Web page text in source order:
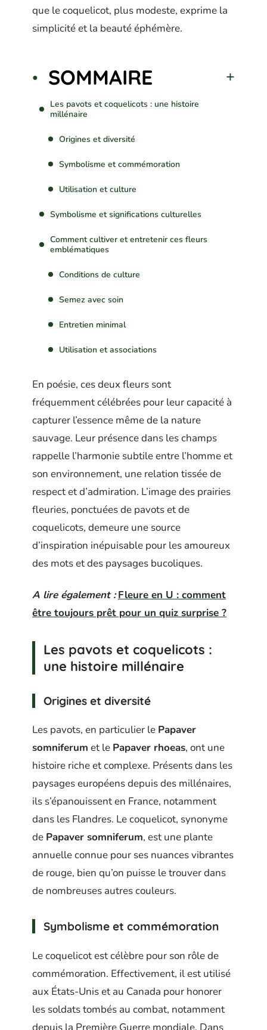
que le coquelicot, plus modeste, exprime la
simplicité et la beauté éphémère.
SOMMAIRE
Les pavots et coquelicots : une histoire
millénaire
Origines et diversité
Symbolisme et commémoration
Utilisation et culture
Symbolisme et significations culturelles
Comment cultiver et entretenir ces fleurs
emblématiques
Conditions de culture
Semez avec soin
Entretien minimal
Utilisation et associations
En poésie, ces deux fleurs sont
fréquemment célébrées pour leur capacité à
capturer l’essence même de la nature
sauvage. Leur présence dans les champs
rappelle l’harmonie subtile entre l’homme et
son environnement, une relation tissée de
respect et d’admiration. L’image des prairies
fleuries, ponctuées de pavots et de
coquelicots, demeure une source
d’inspiration inépuisable pour les amoureux
des mots et des paysages bucoliques.
A lire également : Fleure en U : comment
être toujours prêt pour un quiz surprise ?
Les pavots et coquelicots :
une histoire millénaire
Origines et diversité
Les pavots, en particulier le Papaver
somniferum et le Papaver rhoeas, ont une
histoire riche et complexe. Présents dans les
paysages européens depuis des millénaires,
ils s’épanouissent en France, notamment
dans les Flandres. Le coquelicot, synonyme
de Papaver somniferum, est une plante
annuelle connue pour ses nuances vibrantes
de rouge, bien qu’on puisse le trouver dans
de nombreuses autres couleurs.
Symbolisme et commémoration
Le coquelicot est célèbre pour son rôle de
commémoration. Effectivement, il est utilisé
aux États-Unis et au Canada pour honorer
les soldats tombés au combat, notamment
depuis la Première Guerre mondiale. Dans